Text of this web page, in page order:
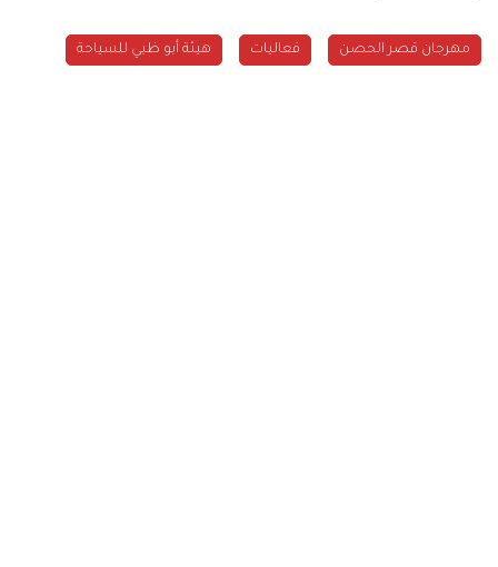
مهرجان قصر الحصن فعاليات هيئة أبو ظبي للسياحة